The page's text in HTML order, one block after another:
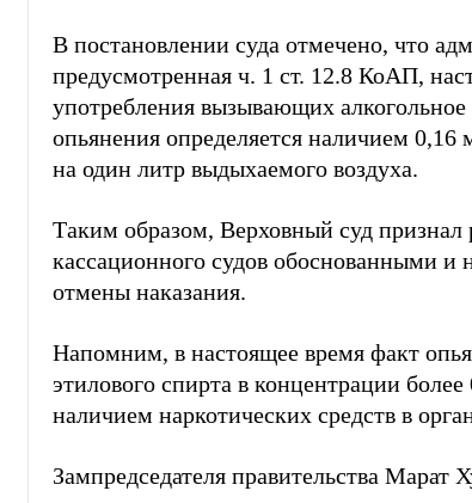
В постановлении суда отмечено, что
предусмотренная ч. 1 ст. 12.8 КоАП,
употребления вызывающих
опьянения определяется наличием
на один литр выдыхаемого воздуха.
Таким образом, Верховный суд
кассационного судов обоснованными и
отмены наказания.
Напомним, в настоящее время факт
этилового спирта в концентрации
наличием наркотических средств в
Зампредседателя правительства Марат